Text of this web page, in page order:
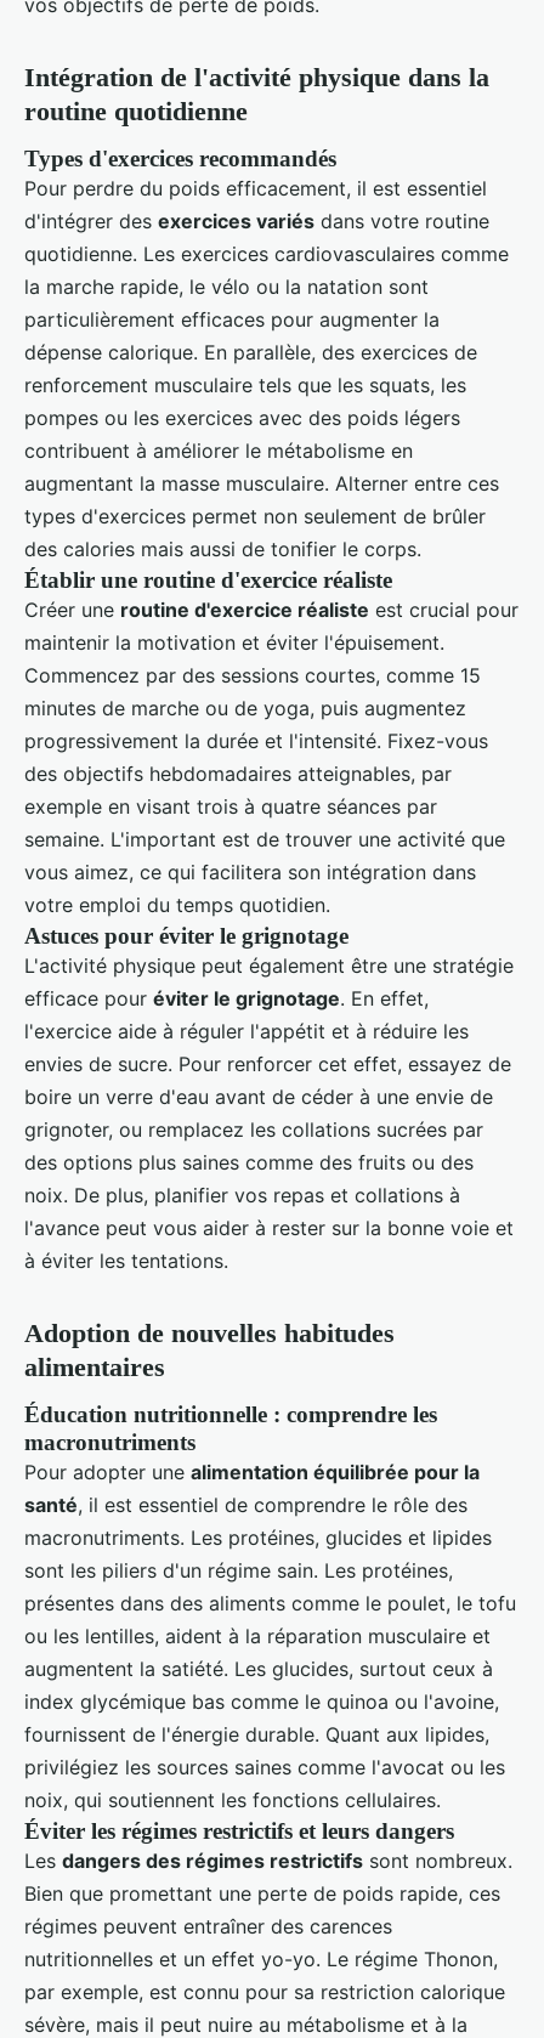
vos objectifs de perte de poids.
Intégration de l'activité physique dans la
routine quotidienne
Types d'exercices recommandés
Pour perdre du poids efficacement, il est essentiel
d'intégrer des exercices variés dans votre routine
quotidienne. Les exercices cardiovasculaires comme
la marche rapide, le vélo ou la natation sont
particulièrement efficaces pour augmenter la
dépense calorique. En parallèle, des exercices de
renforcement musculaire tels que les squats, les
pompes ou les exercices avec des poids légers
contribuent à améliorer le métabolisme en
augmentant la masse musculaire. Alterner entre ces
types d'exercices permet non seulement de brûler
des calories mais aussi de tonifier le corps.
Établir une routine d'exercice réaliste
Créer une routine d'exercice réaliste est crucial pour
maintenir la motivation et éviter l'épuisement.
Commencez par des sessions courtes, comme 15
minutes de marche ou de yoga, puis augmentez
progressivement la durée et l'intensité. Fixez-vous
des objectifs hebdomadaires atteignables, par
exemple en visant trois à quatre séances par
semaine. L'important est de trouver une activité que
vous aimez, ce qui facilitera son intégration dans
votre emploi du temps quotidien.
Astuces pour éviter le grignotage
L'activité physique peut également être une stratégie
efficace pour éviter le grignotage. En effet,
l'exercice aide à réguler l'appétit et à réduire les
envies de sucre. Pour renforcer cet effet, essayez de
boire un verre d'eau avant de céder à une envie de
grignoter, ou remplacez les collations sucrées par
des options plus saines comme des fruits ou des
noix. De plus, planifier vos repas et collations à
l'avance peut vous aider à rester sur la bonne voie et
à éviter les tentations.
Adoption de nouvelles habitudes
alimentaires
Éducation nutritionnelle : comprendre les
macronutriments
Pour adopter une alimentation équilibrée pour la
santé, il est essentiel de comprendre le rôle des
macronutriments. Les protéines, glucides et lipides
sont les piliers d'un régime sain. Les protéines,
présentes dans des aliments comme le poulet, le tofu
ou les lentilles, aident à la réparation musculaire et
augmentent la satiété. Les glucides, surtout ceux à
index glycémique bas comme le quinoa ou l'avoine,
fournissent de l'énergie durable. Quant aux lipides,
privilégiez les sources saines comme l'avocat ou les
noix, qui soutiennent les fonctions cellulaires.
Éviter les régimes restrictifs et leurs dangers
Les dangers des régimes restrictifs sont nombreux.
Bien que promettant une perte de poids rapide, ces
régimes peuvent entraîner des carences
nutritionnelles et un effet yo-yo. Le régime Thonon,
par exemple, est connu pour sa restriction calorique
sévère, mais il peut nuire au métabolisme et à la